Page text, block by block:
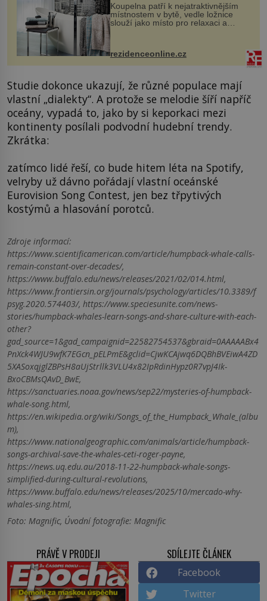
Koupelna patří k nejatraktivnějším
místnostem v bytě, vedle ložnice
slouží jako místo pro relaxaci a
odpočinek. Koupelnový textil –
ručníky, osušky a koberečky –
mohou jako mávnutím kouzelného
proutku...
rezidenceonline.cz
Studie dokonce ukazují, že různé populace mají
vlastní „dialekty“. A protože se melodie šíří napříč
oceány, vypadá to, jako by si keporkaci mezi
kontinenty posílali podvodní hudební trendy.
Zkrátka:
zatímco lidé řeší, co bude hitem léta na Spotify,
velryby už dávno pořádají vlastní oceánské
Eurovision Song Contest, jen bez třpytivých
kostýmů a hlasování porotců.
Zdroje informací:
https://www.scientificamerican.com/article/humpback-whale-calls-
remain-constant-over-decades/,
https://www.buffalo.edu/news/releases/2021/02/014.html,
https://www.frontiersin.org/journals/psychology/articles/10.3389/f
psyg.2020.574403/, https://www.speciesunite.com/news-
stories/humpback-whales-learn-songs-and-share-culture-with-each-
other?
gad_source=1&gad_campaignid=22582754537&gbraid=0AAAAABx4
PnXck4WJU9wfK7EGcn_pELPmE&gclid=CjwKCAjwq6DQBhBVEiwA4ZD
5XASoxqjglZBPsH8aUjStrllk3VLU4x82IpRdinHypz0R7vpJ4Ik-
BxoCBMsQAvD_BwE,
https://sanctuaries.noaa.gov/news/sep22/mysteries-of-humpback-
whale-song.html,
https://en.wikipedia.org/wiki/Songs_of_the_Humpback_Whale_(albu
m),
https://www.nationalgeographic.com/animals/article/humpback-
songs-archival-save-the-whales-ceti-roger-payne,
https://news.uq.edu.au/2018-11-22-humpback-whale-songs-
simplified-during-cultural-revolutions,
https://www.buffalo.edu/news/releases/2025/10/mercado-why-
whales-sing.html,
Foto: Magnific, Úvodní fotografie: Magnific
PRÁVĚ V PRODEJI SDÍLEJTE ČLÁNEK
Facebook
Twitter